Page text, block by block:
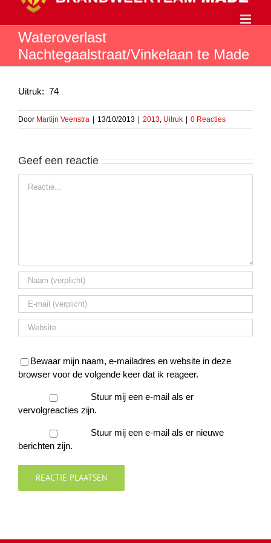
inhoudWateroverlast
Nachtegaalstraat/Vinkelaan te Made
Uitruk: 74
Door Martijn Veenstra 13/10/2013 2013, Uitruk 0 Reacties
Geef een reactie
Bewaar mijn naam, e-mailadres en website in deze
browser voor de volgende keer dat ik reageer.
Stuur mij een e-mail als er
vervolgreacties zijn.
Stuur mij een e-mail als er nieuwe
berichten zijn.